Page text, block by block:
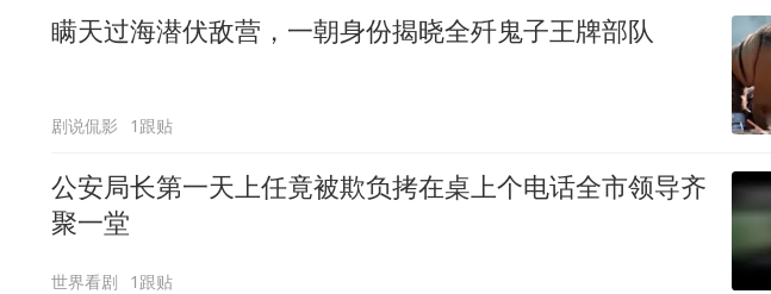
瞒天过海潜伏敌营，一朝身份揭晓全歼鬼子王牌部队
剧说侃影 1跟贴
公安局长第一天上任竟被欺负拷在桌上个电话全市领导齐
聚一堂
世界看剧 1跟贴